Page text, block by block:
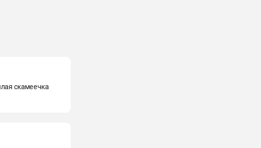
скамеечка